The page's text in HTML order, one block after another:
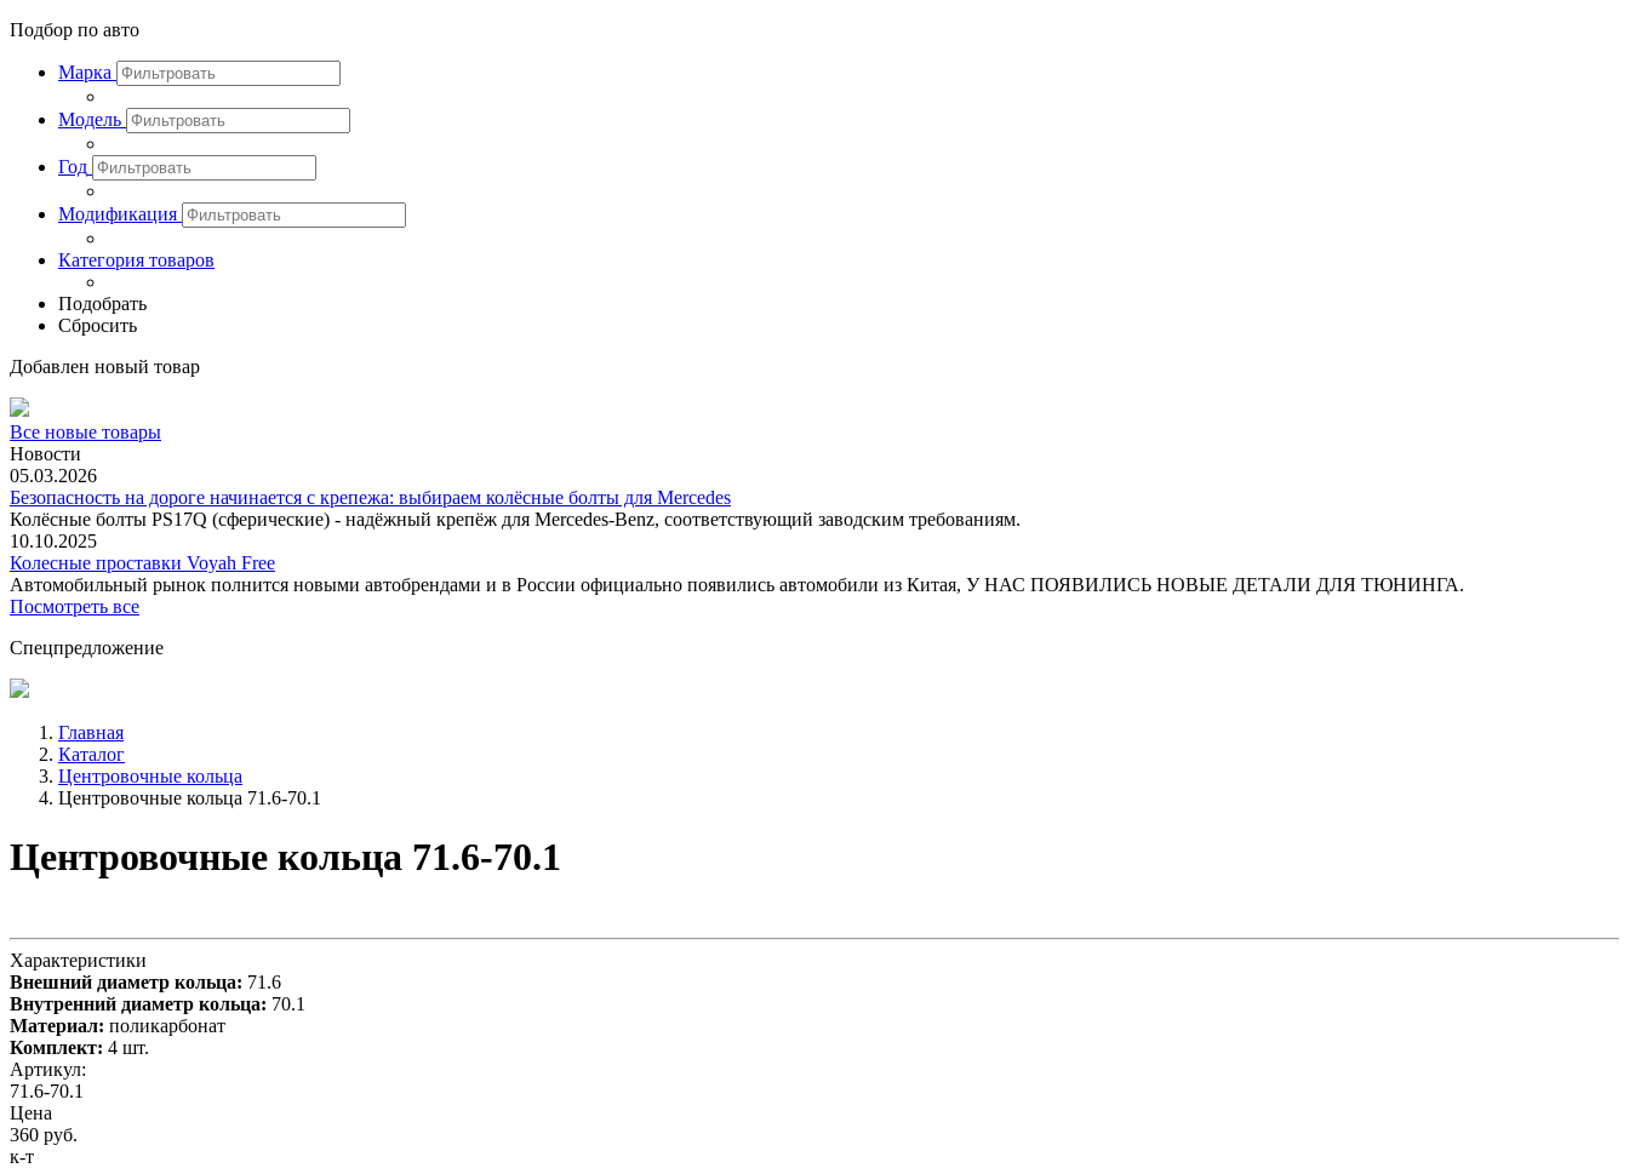
Подбор по авто
Марка
Модель
Год
Модификация
Категория товаров
Подобрать
Сбросить
Добавлен новый товар
Все новые товары
Новости
05.03.2026
Безопасность на дороге начинается с крепежа: выбираем колёсные болты для Mercedes
Колёсные болты PS17Q (сферические) - надёжный крепёж для Mercedes‑Benz, соответствующий заводским требованиям.
10.10.2025
Колесные проставки Voyah Free
Автомобильный рынок полнится новыми автобрендами и в России официально появились автомобили из Китая, У НАС ПОЯВИЛИСЬ НОВЫЕ ДЕТАЛИ ДЛЯ ТЮНИНГА.
Посмотреть все
Спецпредложение
Главная
Каталог
Центровочные кольца
Центровочные кольца 71.6-70.1
Центровочные кольца 71.6-70.1
Характеристики
Внешний диаметр кольца: 71.6
Внутренний диаметр кольца: 70.1
Материал: поликарбонат
Комплект: 4 шт.
Артикул:
71.6-70.1
Цена
360 руб.
к-т